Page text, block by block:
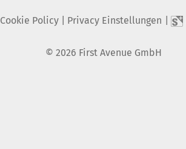
Cookie Policy| Privacy Einstellungen
© 2026 First Avenue GmbH